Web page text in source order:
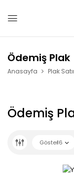
Ödemiş Plak
Anasayfa Plak
Ödemiş
Göster16